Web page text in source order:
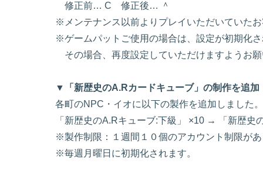
修正前… C 修正後… ＾
※メンテナンス以前よりプレイいただいていた
※ゲームパットご使用の場合は、設定が初期化
その場合、再度設定していただけますようお
▼「新歴史のA.Rカードキューブ」の制作を追加
各町のNPC・イオに以下の製作を追加しました。
「新歴史のA.Rキューブ:下級」 ×10 → 「新歴史
※製作制限：１週間１０個のアカウント制限が
※毎週月曜日に初期化されます。